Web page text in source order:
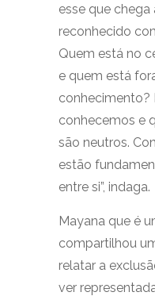
esse que
reconhecido
Quem está no
e quem está
conhecimento?
conhecemos e
são neutros.
estão
entre si”, indaga.
Mayana que é
compartilhou
relatar a
ver